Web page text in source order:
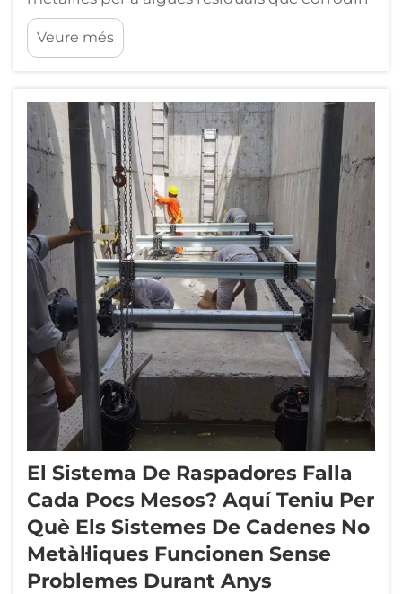
el metall. Aigües residuals altament
corrosives — pH inferior a 3, concentracions
de sulfur d’hidrogen superiors a 200 ppm,
destrueixen els raspalls voladors d’acer al
carboni...
Veure més
El Sistema De Raspadores Falla
Cada Pocs Mesos? Aquí Teniu Per
Què Els Sistemes De Cadenes No
Metàl·liques Funcionen Sense
Problemes Durant Anys